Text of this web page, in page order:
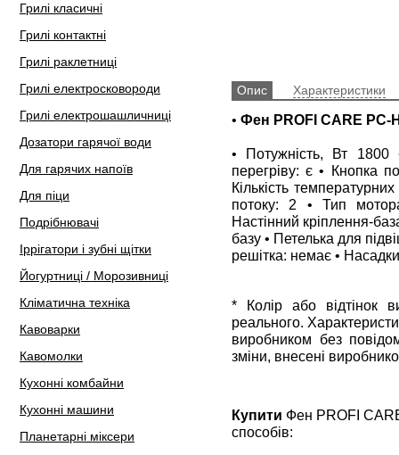
Грилі класичні
Грилі контактні
Грилі раклетниці
Грилі електросковороди
Грилі електрошашличниці
Дозатори гарячої води
Для гарячих напоїв
Для піци
Подрібнювачі
Іррігатори і зубні щітки
Йогуртниці / Морозивниці
Кліматична техніка
Кавоварки
Кавомолки
Кухонні комбайни
Кухонні машини
Планетарні міксери
Опис Характеристики
• Фен PROFI CARE PC-
• Потужність, Вт 1800
перегріву: є • Кнопка
Кількість
потоку: 2 • Тип
Настінний кріплення-
базу • Петелька для
решітка: немає •
* Колір або відтінок
реального.
виробником без
зміни, внесені
Купити Фен PROFI
способів: